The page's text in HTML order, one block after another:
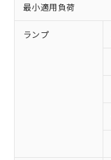
最小適用負荷
ランプ